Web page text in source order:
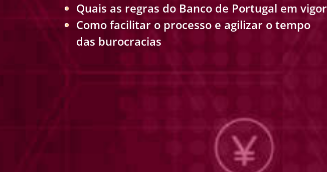
Quais as regras do Banco de Portugal em vigor
Como facilitar o processo e agilizar o tempo
das burocracias